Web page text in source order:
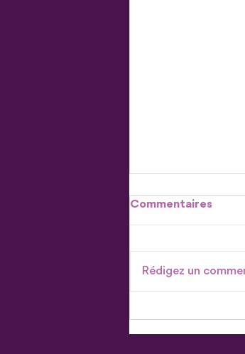
Commentaires
Rédigez un